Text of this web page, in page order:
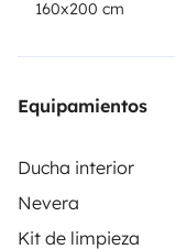
160x200 cm
Equipamientos
Ducha interior
Nevera
Kit de limpieza